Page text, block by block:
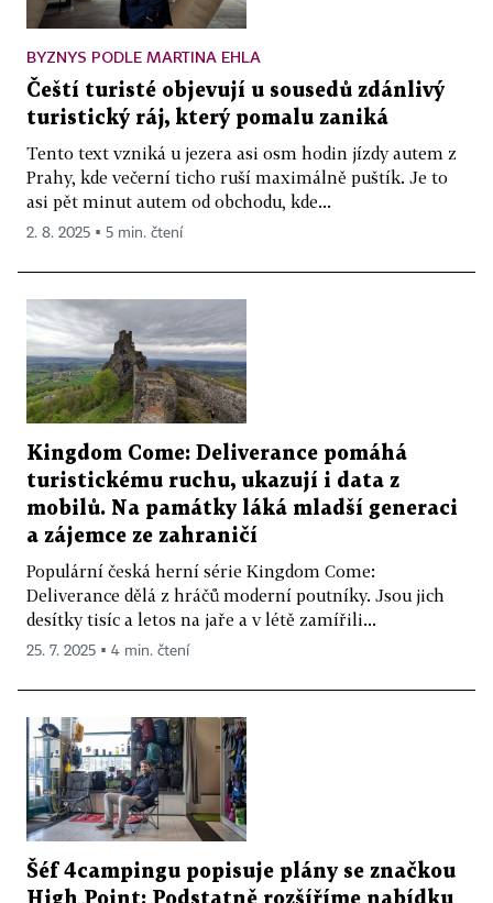
BYZNYS PODLE MARTINA EHLA
Čeští turisté objevují u sousedů zdánlivý
turistický ráj, který pomalu zaniká
Tento text vzniká u jezera asi osm hodin jízdy autem z
Prahy, kde večerní ticho ruší maximálně puštík. Je to
asi pět minut autem od obchodu, kde...
2. 8. 2025 ▪ 5 min. čtení
Kingdom Come: Deliverance pomáhá
turistickému ruchu, ukazují i data z
mobilů. Na památky láká mladší generaci
a zájemce ze zahraničí
Populární česká herní série Kingdom Come:
Deliverance dělá z hráčů moderní poutníky. Jsou jich
desítky tisíc a letos na jaře a v létě zamířili...
25. 7. 2025 ▪ 4 min. čtení
Šéf 4campingu popisuje plány se značkou
High Point: Podstatně rozšíříme nabídku